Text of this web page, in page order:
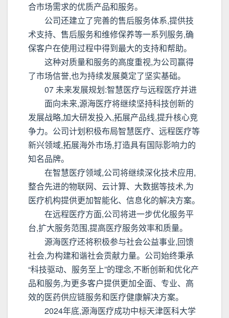
合市场需求的优质产品和服务。
公司还建立了完善的售后服务体系,提供技
术支持、售后服务和维修保养等一系列服务,确
保客户在使用过程中得到最大的支持和帮助。
这种对质量和服务的高度重视,为公司赢得
了市场信誉,也为持续发展奠定了坚实基础。
07 未来发展规划:智慧医疗与远程医疗并进
面向未来,源海医疗将继续坚持科技创新的
发展战略,加大研发投入,拓展产品线,提升核心竞
争力。公司计划积极布局智慧医疗、远程医疗等
新兴领域,拓展海外市场,打造具有国际影响力的
知名品牌。
在智慧医疗领域,公司将继续深化技术应用,
整合先进的物联网、云计算、大数据等技术,为
医疗机构提供更加智能化、信息化的解决方案。
在远程医疗方面,公司将进一步优化服务平
台,扩大服务范围,提高医疗服务效率和质量。
源海医疗还将积极参与社会公益事业,回馈
社会,为构建和谐社会贡献力量。公司始终秉承
“科技驱动、服务至上”的理念,不断创新和优化产
品和服务,为更多客户提供更加全面、专业、高
效的医药供应链服务和医疗健康解决方案。
2024年底,源海医疗成功中标天津医科大学